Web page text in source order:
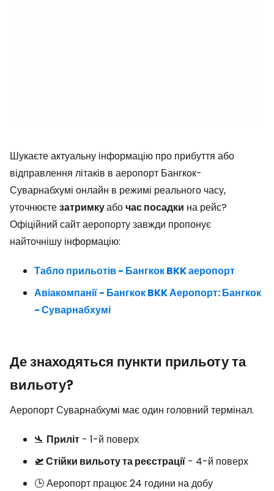
Шукаєте актуальну інформацію про прибуття або
відправлення літаків в аеропорт Бангкок-
Суварнабхумі онлайн в режимі реального часу,
уточнюєтезатримкуабочас посадки на рейс?
Офіційний сайт аеропорту завжди пропонує
найточнішу інформацію:
Табло прильотів - Бангкок BKK аеропорт
Авіакомпанії - Бангкок BKK Аеропорт: Бангкок
- Суварнабхумі
Де знаходяться пункти прильоту та
вильоту?
Аеропорт Суварнабхумі має один головний термінал.
🛬 Приліт - 1-й поверх
🛫 Стійки вильоту та реєстрації - 4-й поверх
🕒 Аеропорт працює 24 години на добу